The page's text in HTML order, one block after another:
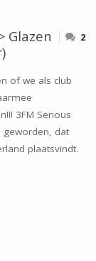
Glazen
2
of we als club
3FM Serious
geworden, dat
plaatsvindt.